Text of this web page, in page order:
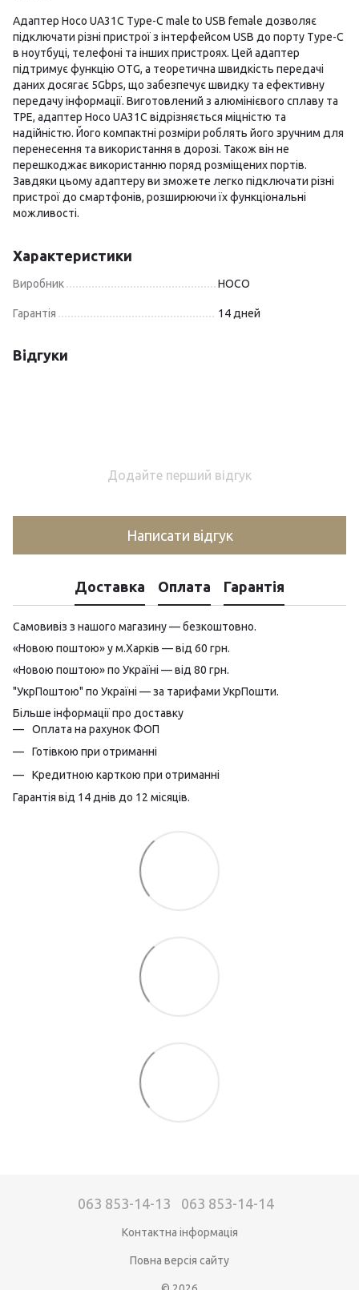
Адаптер Hoco UA31C Type-C male to USB female дозволяє
підключати різні пристрої з інтерфейсом USB до порту Type-C
в ноутбуці, телефоні та інших пристроях. Цей адаптер
підтримує функцію OTG, а теоретична швидкість передачі
даних досягає 5Gbps, що забезпечує швидку та ефективну
передачу інформації. Виготовлений з алюмінієвого сплаву та
TPE, адаптер Hoco UA31C відрізняється міцністю та
надійністю. Його компактні розміри роблять його зручним для
перенесення та використання в дорозі. Також він не
перешкоджає використанню поряд розміщених портів.
Завдяки цьому адаптеру ви зможете легко підключати різні
пристрої до смартфонів, розширюючи їх функціональні
можливості.
Характеристики
Виробник HOCO
Гарантія 14 дней
Відгуки
Додайте перший відгук
Написати відгук
Доставка Оплата Гарантія
Самовивіз з нашого магазину — безкоштовно.
«Новою поштою» у м.Харків — від 60 грн.
«Новою поштою» по Україні — від 80 грн.
"УкрПоштою" по Україні — за тарифами УкрПошти.
Більше інформації про доставку
Оплата на рахунок ФОП
Готівкою при отриманні
Кредитною карткою при отриманні
Гарантія від 14 днів до 12 місяців.
063 853-14-13 063 853-14-14
Контактна інформація
Повна версія сайту